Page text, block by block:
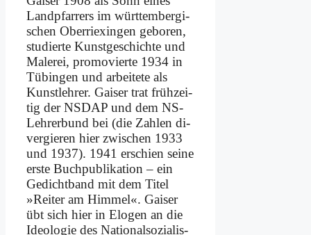
Land­pfar­rers im württembergi­
schen Ober­ri­ex­in­gen ge­bo­ren,
stu­dier­te Kunst­ge­schich­te und
Ma­le­rei, pro­mo­vier­te 1934 in
Tü­bin­gen und ar­bei­te­te als
Kunst­leh­rer. Gai­ser trat früh­zei­
tig der NSDAP und dem NS-
Leh­rer­bund bei (die Zah­len di­
ver­gie­ren hier zwi­schen 1933
und 1937). 1941 er­schien sei­ne
er­ste Buch­pu­bli­ka­ti­on – ein
Ge­dicht­band mit dem Ti­tel
»Rei­ter am Him­mel«. Gai­ser
übt sich hier in Elo­gen an die
Ideo­lo­gie des Na­tio­nal­so­zia­lis­